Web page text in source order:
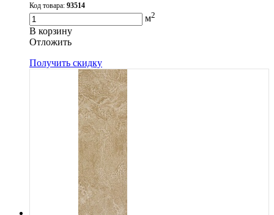
Код товара: 93514
м2
В корзину
Oтложить
Получить скидку